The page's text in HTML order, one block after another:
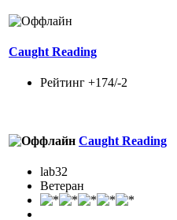
Caught Reading
Рейтинг +174/-2
Caught Reading
lab32
Ветеран